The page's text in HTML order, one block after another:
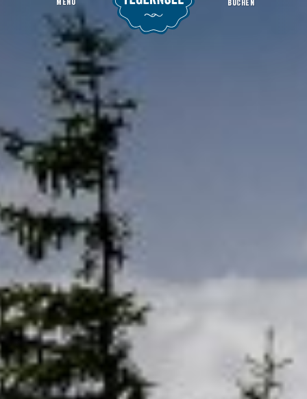
Startseite Infos _Urlaub mit Hund
MENU BUCHEN